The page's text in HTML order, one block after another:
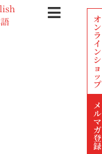
オ
ン
ラ
イ
ン
シ
ョ
ッ
プ
メ
ル
マ
ガ
登
録